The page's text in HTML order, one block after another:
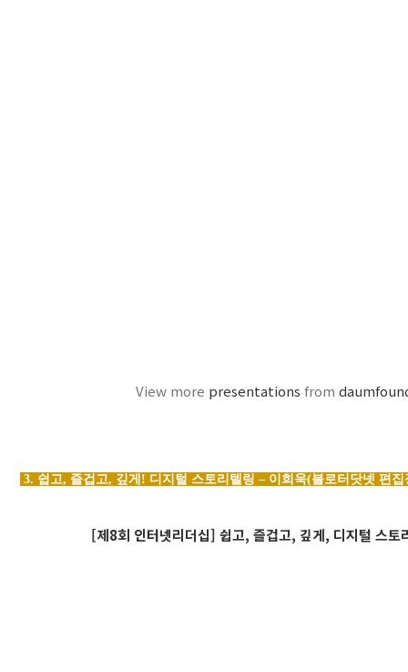
View more presentations from
3. 쉽고, 즐겁고, 깊게! 디지털 스토리텔링 – 이희욱(블로터닷넷 편
[제8회 인터넷리더십] 쉽고, 즐겁고, 깊게, 디지털 스토